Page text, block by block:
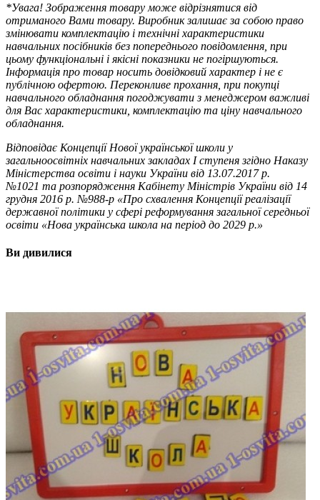
*Увага! Зображення товару може відрізнятися від
отриманого Вами товару. Виробник залишає за собою право
змінювати комплектацію і технічні характеристики
навчальних посібників без попереднього повідомлення при
цьому функціональні і якісні показники не погіршуються.
Інформація про товар носить довідковий характер і не є
публічною офертою. Переконливе прохання при покупці
навчального обладнання погоджувати з менеджером важливі
для Вас характеристики комплектацію та ціну навчального
обладнання.
Відповідає Концепції Нової української школи у
загальноосвітніх навчальних закладах I ступеня згідно Наказу
Міністерства освіти і науки України від 13.07.2017 р.
№1021 та розпорядження Кабінету Міністрів України від 14
грудня 2016 р. №988-р «Про схвалення Концепції реалізації
державної політики у сфері реформування загальної середньої
освіти «Нова українська школа на період до 2029 р.»
Ви дивилися